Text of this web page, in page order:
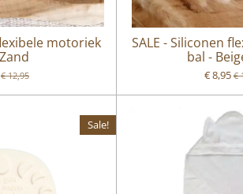
motoriek
€ 12,95
SALE - Siliconen
bal -
€ 8,95 €
Sale!